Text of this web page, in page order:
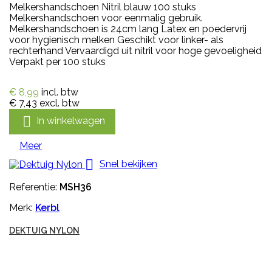
Melkershandschoen Nitril blauw 100 stuks
Melkershandschoen voor eenmalig gebruik.
Melkershandschoen is 24cm lang Latex en poedervrij
voor hygienisch melken Geschikt voor linker- als
rechterhand Vervaardigd uit nitril voor hoge gevoeligheid
Verpakt per 100 stuks
€ 8,99 incl. btw
€ 7,43 excl. btw
 In winkelwagen
Meer
 Snel bekijken
Referentie: MSH36
Merk: Kerbl
DEKTUIG NYLON